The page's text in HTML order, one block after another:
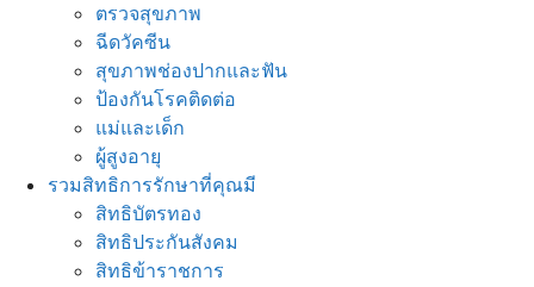
ตรวจสุขภาพ
ฉีดวัคซีน
สุขภาพช่องปากและฟัน
ป้องกันโรคติดต่อ
แม่และเด็ก
ผู้สูงอายุ
รวมสิทธิการรักษาที่คุณมี
สิทธิบัตรทอง
สิทธิประกันสังคม
สิทธิข้าราชการ